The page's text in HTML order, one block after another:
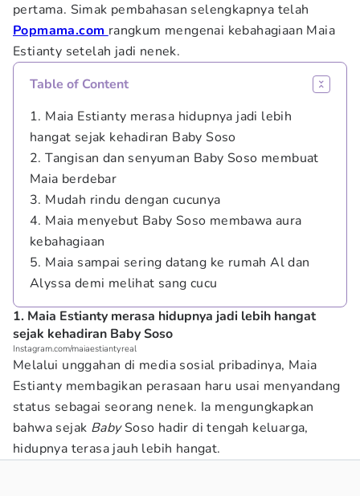
pertama. Simak pembahasan selengkapnya telah
Popmama.com rangkum mengenai kebahagiaan Maia
Estianty setelah jadi nenek.
Table of Content
1. Maia Estianty merasa hidupnya jadi lebih
hangat sejak kehadiran Baby Soso
2. Tangisan dan senyuman Baby Soso membuat
Maia berdebar
3. Mudah rindu dengan cucunya
4. Maia menyebut Baby Soso membawa aura
kebahagiaan
5. Maia sampai sering datang ke rumah Al dan
Alyssa demi melihat sang cucu
1. Maia Estianty merasa hidupnya jadi lebih hangat
sejak kehadiran Baby Soso
Instagram.com/maiaestiantyreal
Melalui unggahan di media sosial pribadinya, Maia
Estianty membagikan perasaan haru usai menyandang
status sebagai seorang nenek. Ia mengungkapkan
bahwa sejak BabySoso hadir di tengah keluarga,
hidupnya terasa jauh lebih hangat.